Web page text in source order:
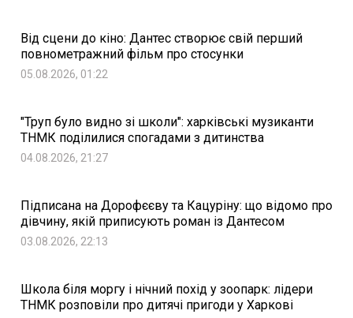
Від сцени до кіно: Дантес створює свій перший
повнометражний фільм про стосунки
05.08.2026, 01:22
"Труп було видно зі школи": харківські музиканти
ТНМК поділилися спогадами з дитинства
04.08.2026, 21:27
Підписана на Дорофєєву та Кацуріну: що відомо про
дівчину, якій приписують роман із Дантесом
03.08.2026, 22:13
Школа біля моргу і нічний похід у зоопарк: лідери
ТНМК розповіли про дитячі пригоди у Харкові